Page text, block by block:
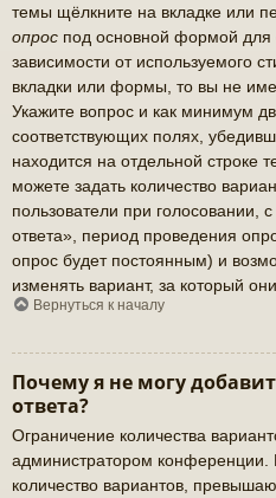
темы щёлкните на вкладке или
опрос под основной формой
зависимости от используемого
вкладки или формы, то вы не
Укажите вопрос и как минимум
соответствующих полях,
находится на отдельной строке
можете задать количество
пользователи при
ответа», период проведения
опрос будет постоянным) и
изменять вариант, за который
Вернуться к началу
Почему я не могу
ответа?
Ограничение количества
администратором конференции.
количество вариантов,